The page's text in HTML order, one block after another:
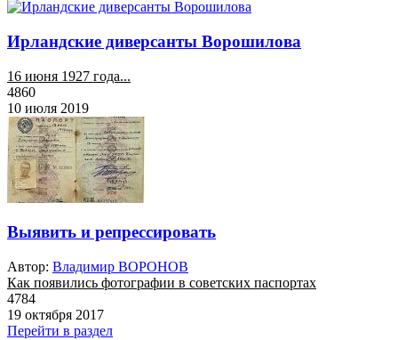
Ирландские диверсанты Ворошилова
16 июня 1927 года...
4860
10 июля 2019
Выявить и репрессировать
Автор: Владимир ВОРОНОВ
Как появились фотографии в советских паспортах
4784
19 октября 2017
Перейти в раздел